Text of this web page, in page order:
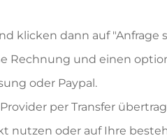
klicken dann auf "Anfrage
Rechnung und einen
oder Paypal.
per Transfer
nutzen oder auf Ihre